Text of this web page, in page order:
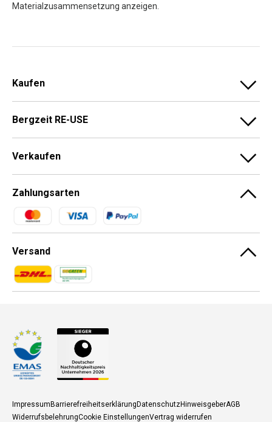
Materialzusammensetzung anzeigen.
Kaufen
Bergzeit RE-USE
Verkaufen
Zahlungsarten
Zahlungsmethoden
Versand
Zahlungsmethoden
Zahlungsmethoden
ImpressumBarrierefreiheitserklärungDatenschutzHinweisgeberAGB
WiderrufsbelehrungCookie EinstellungenVertrag widerrufen